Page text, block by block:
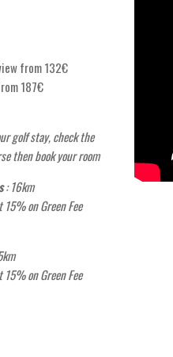
from 132€
187€
golf stay, check the
then book yourroom
: 16km
on Green Fee
on Green Fee